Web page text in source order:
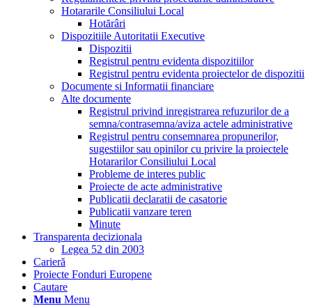
Hotararile Consiliului Local
Hotărâri
Dispozitiile Autoritatii Executive
Dispozitii
Registrul pentru evidenta dispozitiilor
Registrul pentru evidenta proiectelor de dispozitii
Documente si Informatii financiare
Alte documente
Registrul privind inregistrarea refuzurilor de a
semna/contrasemna/aviza actele administrative
Registrul pentru consemnarea propunerilor,
sugestiilor sau opinilor cu privire la proiectele
Hotararilor Consiliului Local
Probleme de interes public
Proiecte de acte administrative
Publicatii declaratii de casatorie
Publicatii vanzare teren
Minute
Transparenta decizionala
Legea 52 din 2003
Carieră
Proiecte Fonduri Europene
Cautare
Menu Menu